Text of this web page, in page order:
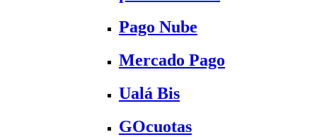
Pago Nube
Mercado Pago
Ualá Bis
GOcuotas